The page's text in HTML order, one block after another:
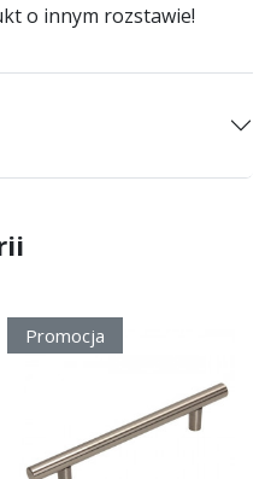
o innym rozstawie!
Promocja